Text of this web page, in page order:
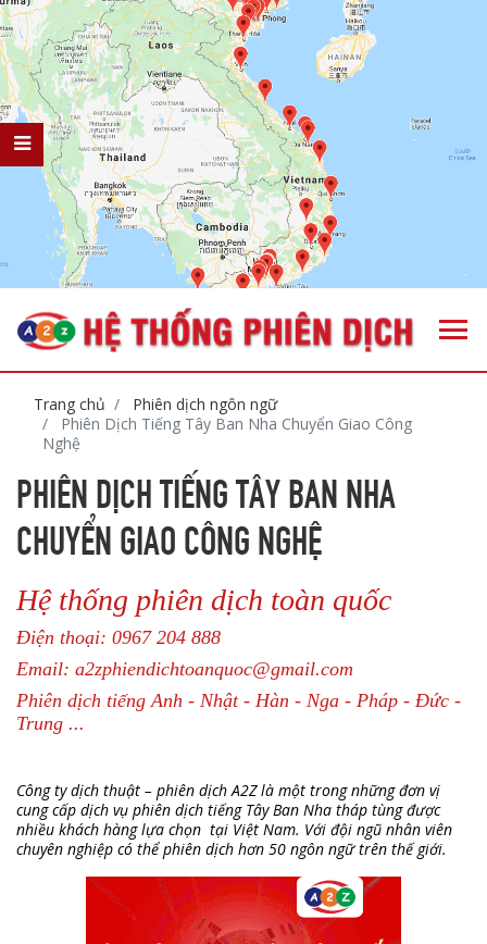
Trang chủ
Phiên dịch ngôn ngữ
Phiên Dịch Tiếng Tây Ban Nha Chuyển Giao Công
Nghệ
PHIÊN DỊCH TIẾNG TÂY BAN NHA
CHUYỂN GIAO CÔNG NGHỆ
Hệ thống phiên dịch toàn quốc
Điện thoại: 0967 204 888
Email: a2zphiendichtoanquoc@gmail.com
Phiên dịch tiếng Anh - Nhật - Hàn - Nga - Pháp - Đức -
Trung ...
Công ty dịch thuật – phiên dịch A2Z là một trong những đơn vị
cung cấp dịch vụ phiên dịch tiếng Tây Ban Nha tháp tùng được
nhiều khách hàng lựa chọn tại Việt Nam. Với đội ngũ nhân viên
chuyên nghiệp có thể phiên dịch hơn 50 ngôn ngữ trên thế giới.